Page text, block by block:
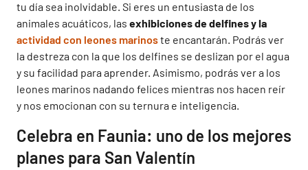
tu día sea inolvidable. Si eres un entusiasta de los
animales acuáticos, las exhibiciones de delfines y la
actividad con leones marinoste encantarán. Podrás ver
la destreza con la que los delfines se deslizan por el agua
y su facilidad para aprender. Asimismo, podrás ver a los
leones marinos nadando felices mientras nos hacen reír
y nos emocionan con su ternura e inteligencia.
Celebra en Faunia: uno de los mejores
planes para San Valentín